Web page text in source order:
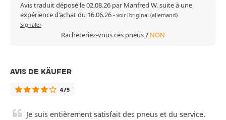
Avis traduit déposé le 02.08.26 par Manfred W. suite à une
expérience d'achat du 16.06.26- voir l'original (allemand)
Signaler
Racheteriez-vous ces pneus ? NON
AVIS DE KÄUFER
4/5
Je suis entièrement satisfait des pneus et du service.